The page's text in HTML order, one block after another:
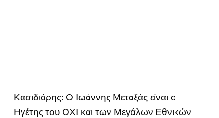
Κασιδιάρης: Ο Ιωάννης Μεταξάς είναι ο
Ηγέτης του ΟΧΙ και των Μεγάλων Εθνικών